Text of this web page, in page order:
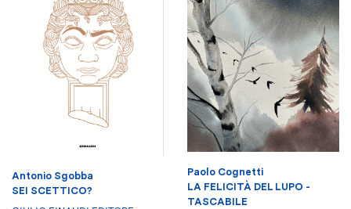
Antonio Sgobba
SEI SCETTICO?
Paolo Cognetti
LA FELICITÀ DEL LUPO -
TASCABILE